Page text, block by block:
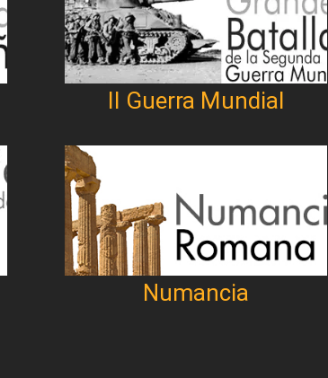
II Guerra Mundial
Numancia